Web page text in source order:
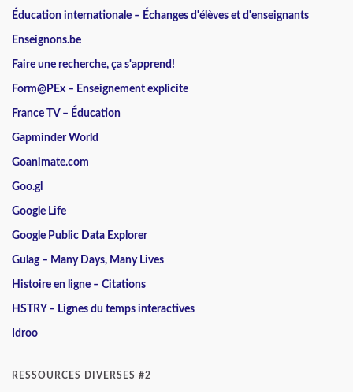
Éducation internationale – Échanges d'élèves et d'enseignants
Enseignons.be
Faire une recherche, ça s'apprend!
Form@PEx – Enseignement explicite
France TV – Éducation
Gapminder World
Goanimate.com
Goo.gl
Google Life
Google Public Data Explorer
Gulag – Many Days, Many Lives
Histoire en ligne – Citations
HSTRY – Lignes du temps interactives
Idroo
RESSOURCES DIVERSES #2